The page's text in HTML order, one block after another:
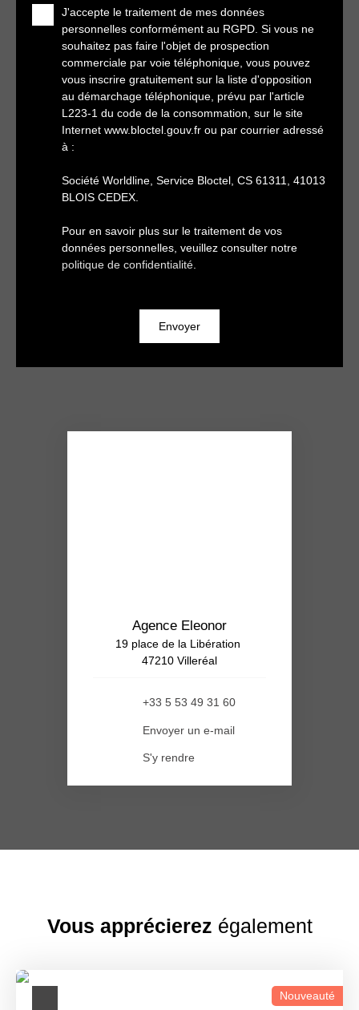
J'accepte le traitement de mes données
personnelles conformément au RGPD. Si vous ne
souhaitez pas faire l'objet de prospection
commerciale par voie téléphonique, vous pouvez
vous inscrire gratuitement sur la liste d'opposition
au démarchage téléphonique, prévu par l'article
L223-1 du code de la consommation, sur le site
Internet www.bloctel.gouv.fr ou par courrier adressé
à :
Société Worldline, Service Bloctel, CS 61311, 41013
BLOIS CEDEX.
Pour en savoir plus sur le traitement de vos
données personnelles, veuillez consulter notre
politique de confidentialité.
Envoyer
Agence Eleonor
19 place de la Libération
47210 Villeréal
+33 5 53 49 31 60
Envoyer un e-mail
S'y rendre
Vous apprécierez également
Nouveauté